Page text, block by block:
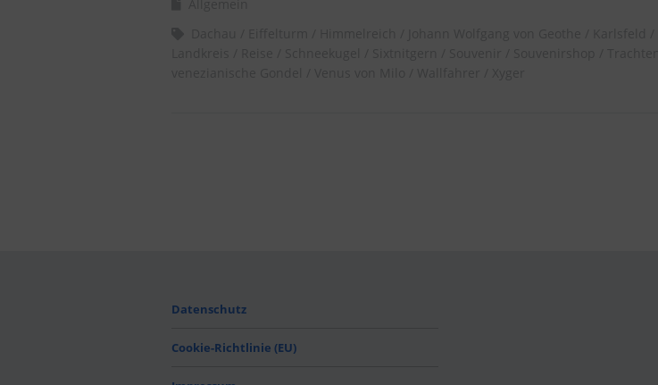
Datenschutz
Cookie-Richtlinie (EU)